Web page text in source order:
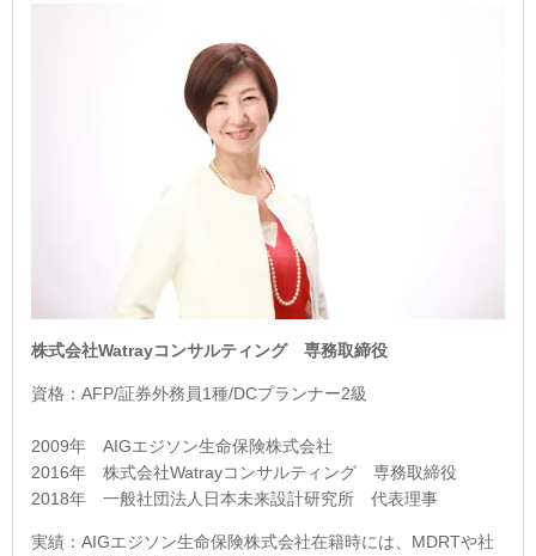
株式会社Watrayコンサルティング 専務取締役
資格：AFP/証券外務員1種/DCプランナー2級
2009年 AIGエジソン生命保険株式会社
2016年 株式会社Watrayコンサルティング 専務取締役
2018年 一般社団法人日本未来設計研究所 代表理事
実績：AIGエジソン生命保険株式会社在籍時には、MDRTや社